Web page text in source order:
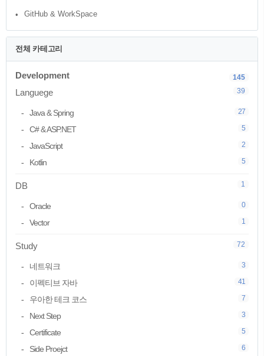
GitHub & WorkSpace
전체 카테고리
Development 145
Languege 39
Java & Spring 27
C# & ASP.NET 5
JavaScript 2
Kotlin 5
DB 1
Oracle 0
Vector 1
Study 72
네트워크 3
이펙티브 자바 41
우아한 테크 코스 7
Next Step 3
Certificate 5
Side Proejct 6